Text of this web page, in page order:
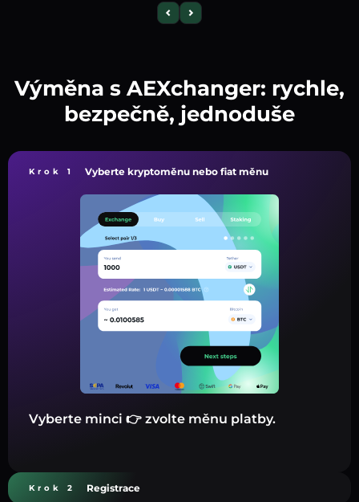
Výměna s AEXchanger: rychle,
bezpečně, jednoduše
Krok 1 Vyberte kryptoměnu nebo fiat měnu
Vyberte minci 👉 zvolte měnu platby.
Krok 2 Registrace